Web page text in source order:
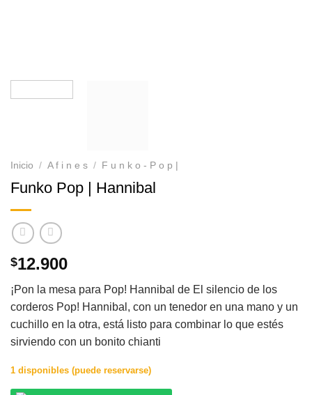
Inicio / A f i n e s / F u n k o - P o p |
Funko Pop | Hannibal
$12.900
¡Pon la mesa para Pop! Hannibal de El silencio de los
corderos Pop! Hannibal, con un tenedor en una mano y un
cuchillo en la otra, está listo para combinar lo que estés
sirviendo con un bonito chianti
1 disponibles (puede reservarse)